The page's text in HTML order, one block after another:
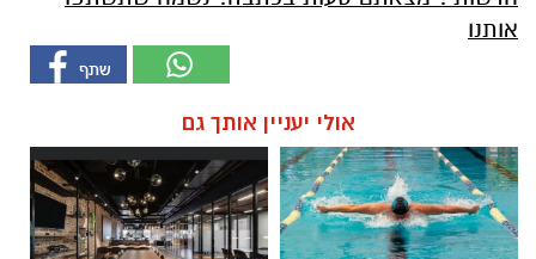
אותנו
אולי יעניין אותך גם